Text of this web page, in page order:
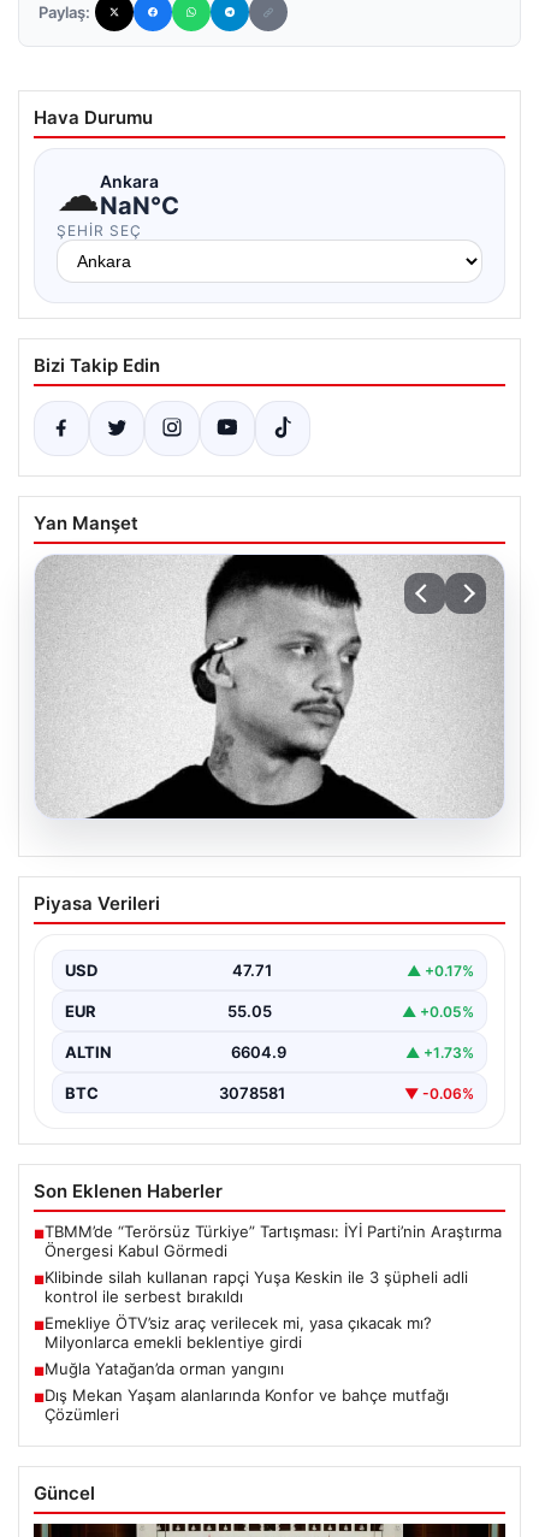
Paylaş:
Hava Durumu
☁Ankara
NaN°C
ŞEHIR SEÇ
Bizi Takip Edin
Yan Manşet
06.08.2026
Klibinde silah kullanan rapçi Yuşa
Keskin ile 3 şüpheli adli kontrol ile
Piyasa Verileri
USD 47.71 ▲ +0.17%
EUR 55.05 ▲ +0.05%
ALTIN 6604.9 ▲ +1.73%
BTC 3078581 ▼ -0.06%
Son Eklenen Haberler
■TBMM’de “Terörsüz Türkiye” Tartışması: İYİ Parti’nin Araştırma
Önergesi Kabul Görmedi
■Klibinde silah kullanan rapçi Yuşa Keskin ile 3 şüpheli adli
kontrol ile serbest bırakıldı
■Emekliye ÖTV’siz araç verilecek mi, yasa çıkacak mı?
Milyonlarca emekli beklentiye girdi
■Muğla Yatağan’da orman yangını
■Dış Mekan Yaşam alanlarında Konfor ve bahçe mutfağı
Çözümleri
Güncel